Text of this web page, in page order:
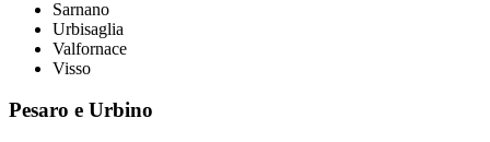
Sarnano
Urbisaglia
Valfornace
Visso
Pesaro e Urbino